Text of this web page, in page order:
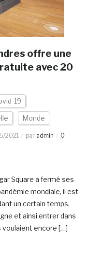
offre une
avec 20
19
Monde
2021 par admin
0
Square a fermé ses
mondiale, il est
un certain temps,
et ainsi entrer dans
voulaient encore […]